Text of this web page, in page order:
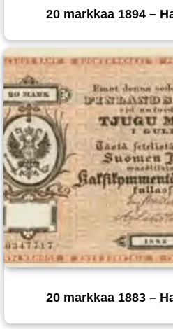
20 markkaa 1894 –
20 markkaa 1883 –